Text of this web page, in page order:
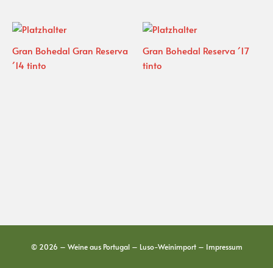
Gran Bohedal Gran Reserva
´14 tinto
Gran Bohedal Reserva ´17
tinto
© 2026 – Weine aus Portugal – Luso-Weinimport – Impressum